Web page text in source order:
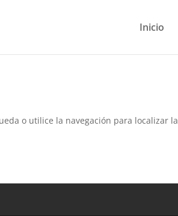
Inicio
o utilice la navegación para localizar la